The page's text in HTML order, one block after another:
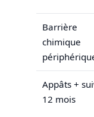
Barrière
chimique
Appâts +
12 mois